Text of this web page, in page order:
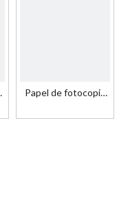
Papel de fotocopia
impresoras de